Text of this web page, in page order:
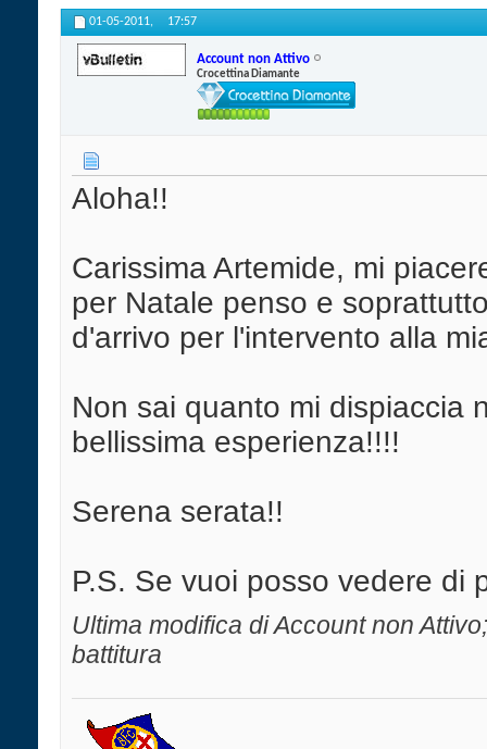
01-05-2011, 17:57
Account non Attivo
Crocettina Diamante
Aloha!!
Carissima Artemide, mi
per Natale penso e
d'arrivo per l'intervento alla
Non sai quanto mi dispiaccia
bellissima esperienza!!!!
Serena serata!!
P.S. Se vuoi posso vedere di
Ultima modifica di Account non
battitura